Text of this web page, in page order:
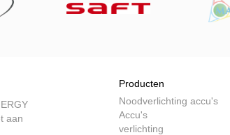
aan
Producten
Noodverlichting accu's
Accu's
verlichting